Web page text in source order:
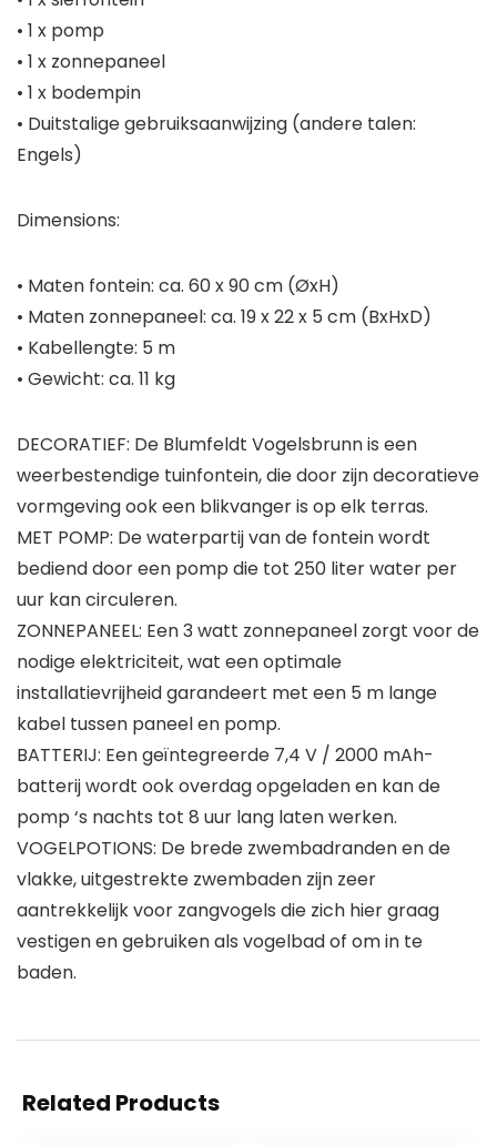
• 1 x pomp
• 1 x zonnepaneel
• 1 x bodempin
• Duitstalige gebruiksaanwijzing (andere talen:
Engels)
Dimensions:
• Maten fontein: ca. 60 x 90 cm (ØxH)
• Maten zonnepaneel: ca. 19 x 22 x 5 cm (BxHxD)
• Kabellengte: 5 m
• Gewicht: ca. 11 kg
DECORATIEF: De Blumfeldt Vogelsbrunn is een
weerbestendige tuinfontein, die door zijn decoratieve
vormgeving ook een blikvanger is op elk terras.
MET POMP: De waterpartij van de fontein wordt
bediend door een pomp die tot 250 liter water per
uur kan circuleren.
ZONNEPANEEL: Een 3 watt zonnepaneel zorgt voor de
nodige elektriciteit, wat een optimale
installatievrijheid garandeert met een 5 m lange
kabel tussen paneel en pomp.
BATTERIJ: Een geïntegreerde 7,4 V / 2000 mAh-
batterij wordt ook overdag opgeladen en kan de
pomp ‘s nachts tot 8 uur lang laten werken.
VOGELPOTIONS: De brede zwembadranden en de
vlakke, uitgestrekte zwembaden zijn zeer
aantrekkelijk voor zangvogels die zich hier graag
vestigen en gebruiken als vogelbad of om in te
baden.
Related Products